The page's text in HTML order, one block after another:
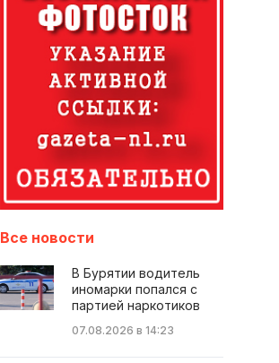
Все новости
В Бурятии водитель
иномарки попался с
партией наркотиков
07.08.2026 в 14:23